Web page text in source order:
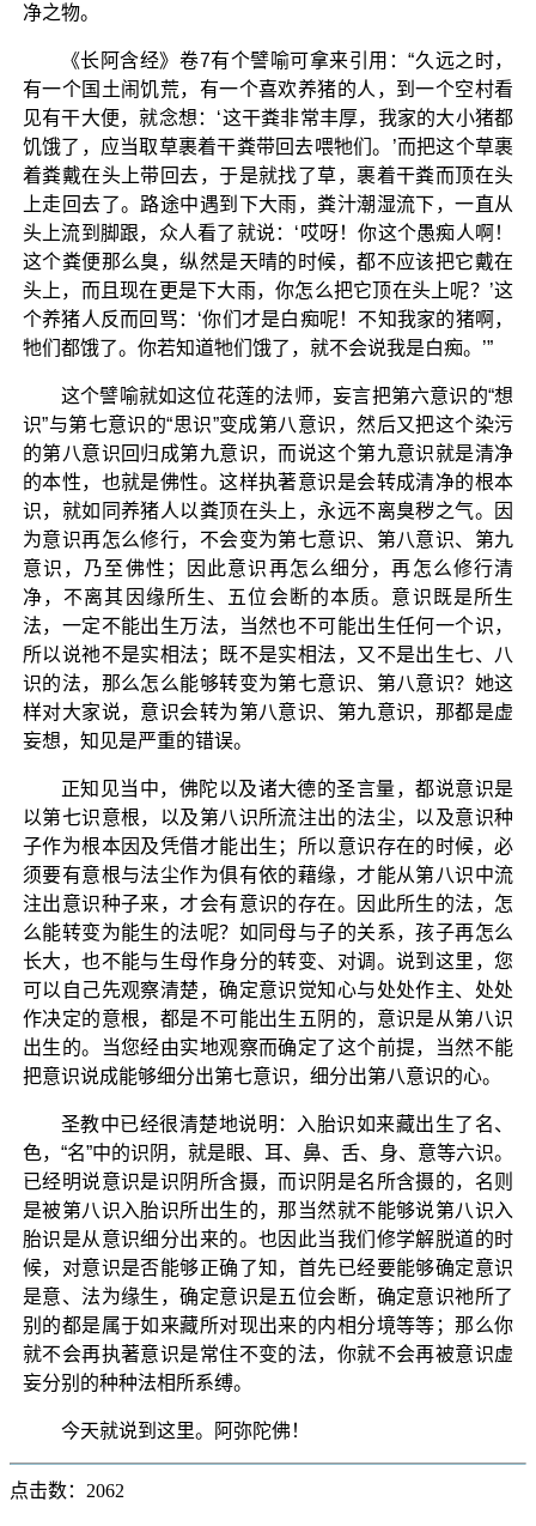
净之物。
《长阿含经》卷7有个譬喻可拿来引用：“久远之时，
有一个国土闹饥荒，有一个喜欢养猪的人，到一个空村看
见有干大便，就念想：‘这干粪非常丰厚，我家的大小猪都
饥饿了，应当取草裹着干粪带回去喂牠们。’而把这个草裹
着粪戴在头上带回去，于是就找了草，裹着干粪而顶在头
上走回去了。路途中遇到下大雨，粪汁潮湿流下，一直从
头上流到脚跟，众人看了就说：‘哎呀！你这个愚痴人啊！
这个粪便那么臭，纵然是天晴的时候，都不应该把它戴在
头上，而且现在更是下大雨，你怎么把它顶在头上呢？’这
个养猪人反而回骂：‘你们才是白痴呢！不知我家的猪啊，
牠们都饿了。你若知道牠们饿了，就不会说我是白痴。’”
这个譬喻就如这位花莲的法师，妄言把第六意识的“想
识”与第七意识的“思识”变成第八意识，然后又把这个染污
的第八意识回归成第九意识，而说这个第九意识就是清净
的本性，也就是佛性。这样执著意识是会转成清净的根本
识，就如同养猪人以粪顶在头上，永远不离臭秽之气。因
为意识再怎么修行，不会变为第七意识、第八意识、第九
意识，乃至佛性；因此意识再怎么细分，再怎么修行清
净，不离其因缘所生、五位会断的本质。意识既是所生
法，一定不能出生万法，当然也不可能出生任何一个识，
所以说祂不是实相法；既不是实相法，又不是出生七、八
识的法，那么怎么能够转变为第七意识、第八意识？她这
样对大家说，意识会转为第八意识、第九意识，那都是虚
妄想，知见是严重的错误。
正知见当中，佛陀以及诸大德的圣言量，都说意识是
以第七识意根，以及第八识所流注出的法尘，以及意识种
子作为根本因及凭借才能出生；所以意识存在的时候，必
须要有意根与法尘作为俱有依的藉缘，才能从第八识中流
注出意识种子来，才会有意识的存在。因此所生的法，怎
么能转变为能生的法呢？如同母与子的关系，孩子再怎么
长大，也不能与生母作身分的转变、对调。说到这里，您
可以自己先观察清楚，确定意识觉知心与处处作主、处处
作决定的意根，都是不可能出生五阴的，意识是从第八识
出生的。当您经由实地观察而确定了这个前提，当然不能
把意识说成能够细分出第七意识，细分出第八意识的心。
圣教中已经很清楚地说明：入胎识如来藏出生了名、
色，“名”中的识阴，就是眼、耳、鼻、舌、身、意等六识。
已经明说意识是识阴所含摄，而识阴是名所含摄的，名则
是被第八识入胎识所出生的，那当然就不能够说第八识入
胎识是从意识细分出来的。也因此当我们修学解脱道的时
候，对意识是否能够正确了知，首先已经要能够确定意识
是意、法为缘生，确定意识是五位会断，确定意识祂所了
别的都是属于如来藏所对现出来的内相分境等等；那么你
就不会再执著意识是常住不变的法，你就不会再被意识虚
妄分别的种种法相所系缚。
今天就说到这里。阿弥陀佛！
点击数：2062